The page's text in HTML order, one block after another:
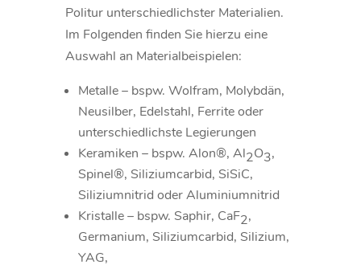
Politur unterschiedlichster Materialien.
Im Folgenden finden Sie hierzu eine
Auswahl an Materialbeispielen:
Metalle – bspw. Wolfram, Molybdän,
Neusilber, Edelstahl, Ferrite oder
unterschiedlichste Legierungen
Keramiken – bspw. Alon®, Al2O3,
Spinel®, Siliziumcarbid, SiSiC,
Siliziumnitrid oder Aluminiumnitrid
Kristalle – bspw. Saphir, CaF2,
Germanium, Siliziumcarbid, Silizium,
YAG,